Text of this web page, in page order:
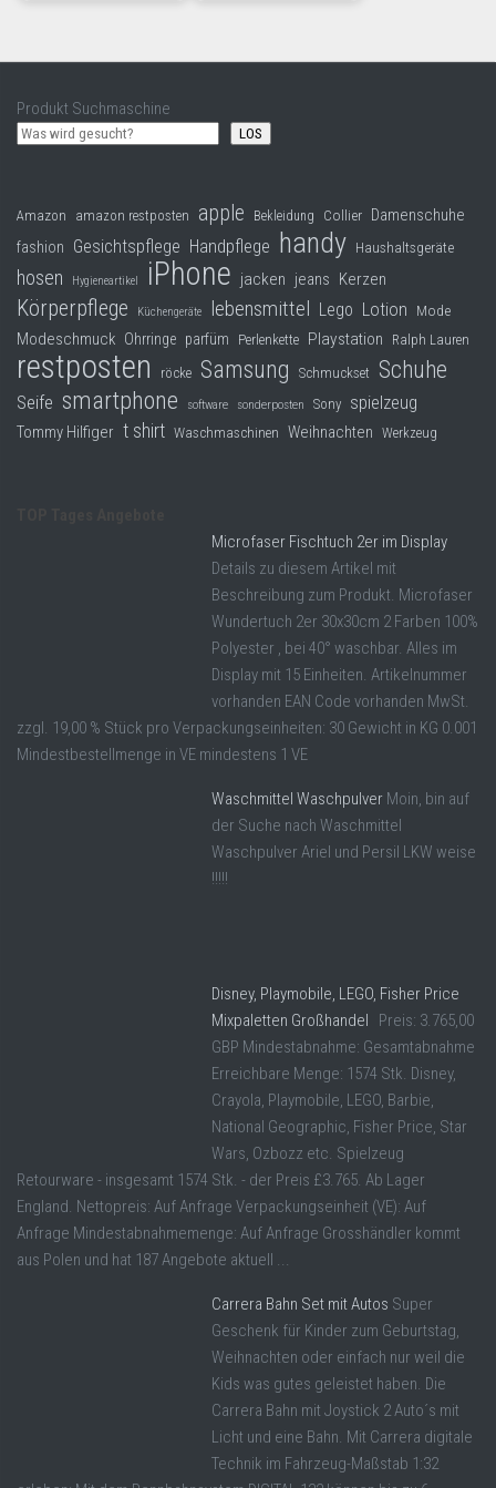
Produkt Suchmaschine
LOS
Amazon amazon restposten apple Bekleidung Collier Damenschuhe
fashion Gesichtspflege Handpflege handy Haushaltsgeräte
hosen Hygieneartikel iPhone jacken jeans Kerzen
Körperpflege Küchengeräte lebensmittel Lego Lotion Mode
Modeschmuck Ohrringe parfüm Perlenkette Playstation Ralph Lauren
restposten röcke Samsung Schmuckset Schuhe
Seife smartphone software sonderposten Sony spielzeug
Tommy Hilfiger t shirt Waschmaschinen Weihnachten Werkzeug
Microfaser Fischtuch 2er im Display
Details zu diesem Artikel mit
Beschreibung zum Produkt. Microfaser
Wundertuch 2er 30x30cm 2 Farben 100%
Polyester , bei 40° waschbar. Alles im
Display mit 15 Einheiten. Artikelnummer
vorhanden EAN Code vorhanden MwSt.
zzgl. 19,00 % Stück pro Verpackungseinheiten: 30 Gewicht in KG 0.001
Mindestbestellmenge in VE mindestens 1 VE
Waschmittel Waschpulver Moin, bin auf
der Suche nach Waschmittel
Waschpulver Ariel und Persil LKW weise
!!!!!
Disney, Playmobile, LEGO, Fisher Price
Mixpaletten Großhandel
Preis: 3.765,00
GBP Mindestabnahme: Gesamtabnahme
Erreichbare Menge: 1574 Stk. Disney,
Crayola, Playmobile, LEGO, Barbie,
National Geographic, Fisher Price, Star
Wars, Ozbozz etc. Spielzeug
Retourware - insgesamt 1574 Stk. - der Preis £3.765. Ab Lager
England. Nettopreis: Auf Anfrage Verpackungseinheit (VE): Auf
Anfrage Mindestabnahmemenge: Auf Anfrage Grosshändler kommt
aus Polen und hat 187 Angebote aktuell ...
Carrera Bahn Set mit Autos Super
Geschenk für Kinder zum Geburtstag,
Weihnachten oder einfach nur weil die
Kids was gutes geleistet haben. Die
Carrera Bahn mit Joystick 2 Auto´s mit
Licht und eine Bahn. Mit Carrera digitale
Technik im Fahrzeug-Maßstab 1:32